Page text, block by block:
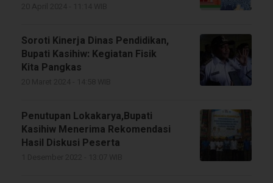
Soroti Kinerja Dinas Pendidikan,
Bupati Kasihiw: Kegiatan Fisik
Kita Pangkas
Penutupan Lokakarya,Bupati
Kasihiw Menerima Rekomendasi
Hasil Diskusi Peserta